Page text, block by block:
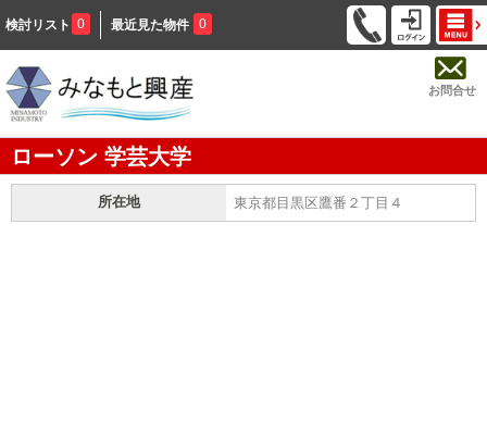
検討リスト 0 最近見た物件 0
お問合せ
ローソン 学芸大学
所在地 東京都目黒区鷹番２丁目４